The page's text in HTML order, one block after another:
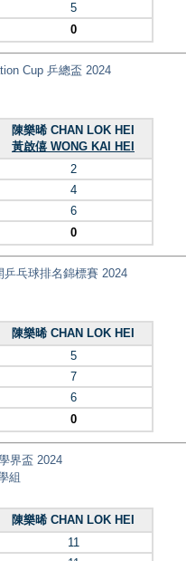
5
0
Cup 乒總盃 2024
陳樂晞 CHAN LOK HEI
黃啟僖 WONG KAI HEI
2
4
6
0
乒乓球排名錦標賽 2024
陳樂晞 CHAN LOK HEI
5
7
6
0
界盃 2024
組
陳樂晞 CHAN LOK HEI
11